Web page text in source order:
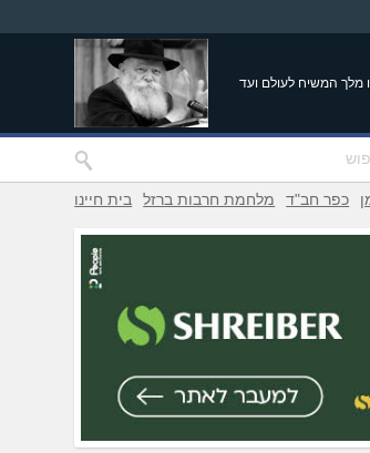
מלך המשיח לעולם ועד
כפר חב"ד מלחמת חרבות ברזל בית חיינו